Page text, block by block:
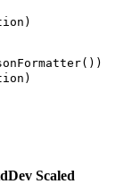
Scaled